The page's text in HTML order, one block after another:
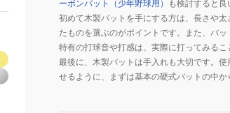
ーボンバット（少年野球用） も検討すると良
初めて木製バットを手にする方は、長さや
たものを選ぶのがポイントです。また、バ
特有の打球音や打感は、実際に打ってみる
最後に、木製バットは手入れも大切です。
せるように、まずは基本の硬式バットの中